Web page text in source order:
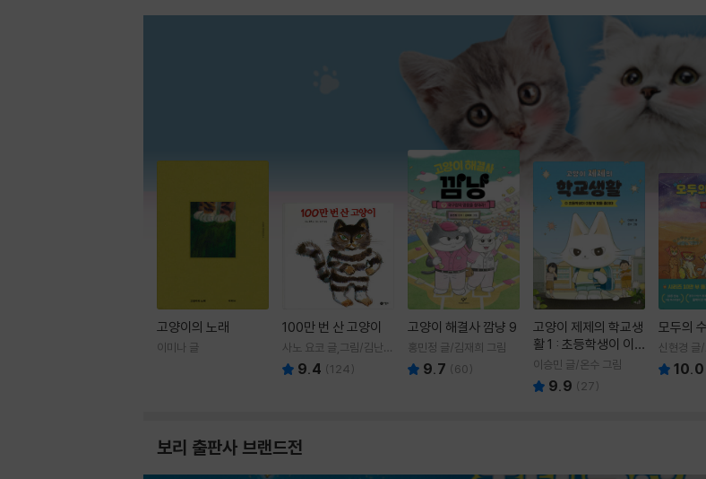
고양이의 노래
이미나 글
100만 번 산 고양이
사노 요코 글,그림/김난주
역 9.4 (124)
고양이 해결사 깜냥 9
홍민정 글/김재희 그림
9.7 (60)
고양이 제제의 학교생
활 1 : 초등학생이 이
렇게 힘들 줄이야
이승민 글/온수 그림
9.9 ( 27)
모두의
신현경 글
10.0
보리 출판사 브랜드전